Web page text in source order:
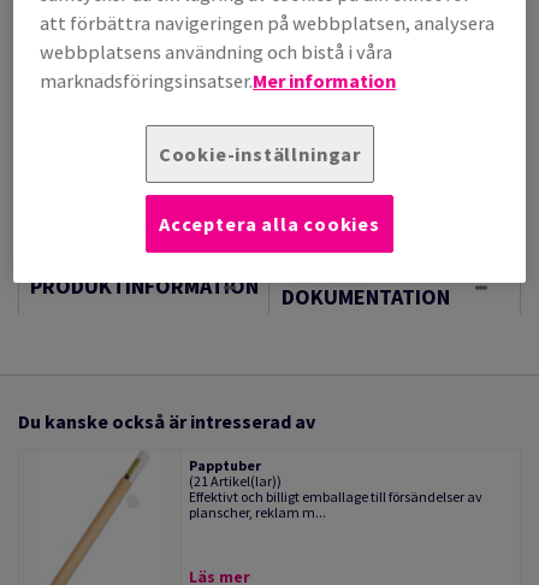
Sheet(s)
PRODUKTINFORMATION DOKUMENTATION
Du kanske också är intresserad av
Papptuber
(21 Artikel(lar))
Effektivt och billigt emballage till försändelser av
planscher, reklam m...
Läs mer
att förbättra navigeringen på webbplatsen, analysera
webbplatsens användning och bistå i våra
marknadsföringsinsatser.Mer information
Cookie-inställningar
Acceptera alla cookies